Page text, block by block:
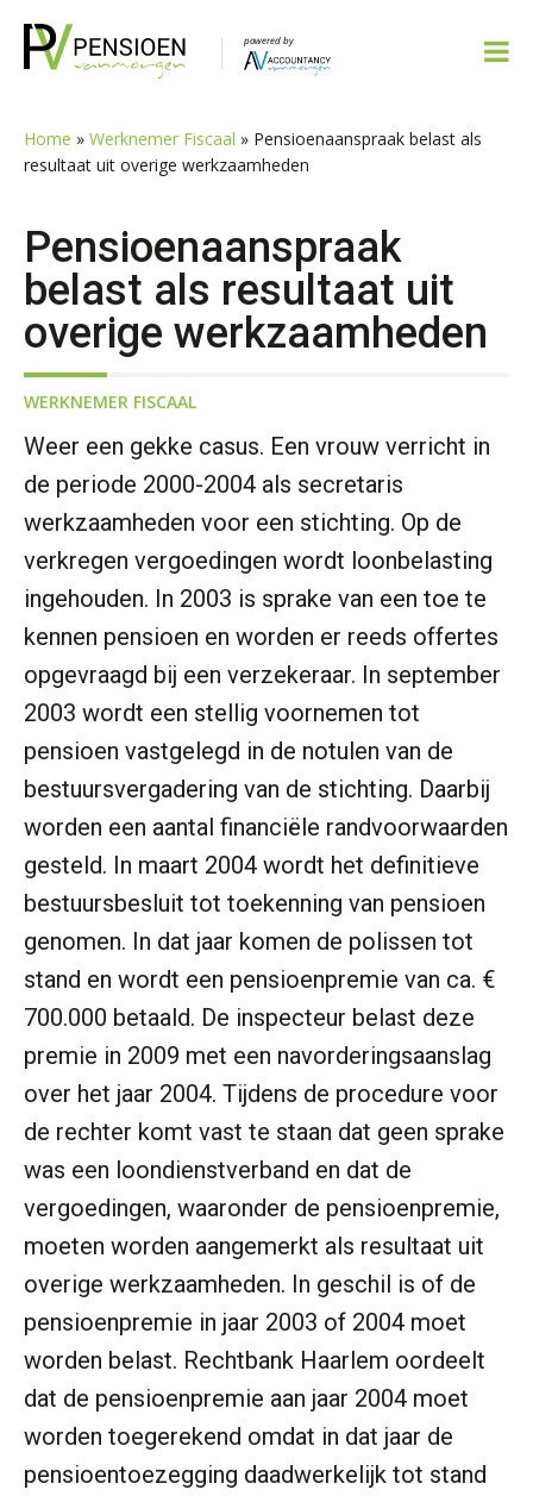
naar
naar
inhoud
naar
sidebar
naar
Home » Werknemer Fiscaal » Pensioenaanspraak belast als
resultaat uit overige werkzaamheden
Pensioenaanspraak
belast als resultaat uit
overige werkzaamheden
WERKNEMER FISCAAL
Weer een gekke casus. Een vrouw verricht in
de periode 2000-2004 als secretaris
werkzaamheden voor een stichting. Op de
verkregen vergoedingen wordt loonbelasting
ingehouden. In 2003 is sprake van een toe te
kennen pensioen en worden er reeds offertes
opgevraagd bij een verzekeraar. In september
2003 wordt een stellig voornemen tot
pensioen vastgelegd in de notulen van de
bestuursvergadering van de stichting. Daarbij
worden een aantal financiële randvoorwaarden
gesteld. In maart 2004 wordt het definitieve
bestuursbesluit tot toekenning van pensioen
genomen. In dat jaar komen de polissen tot
stand en wordt een pensioenpremie van ca. €
700.000 betaald. De inspecteur belast deze
premie in 2009 met een navorderingsaanslag
over het jaar 2004. Tijdens de procedure voor
de rechter komt vast te staan dat geen sprake
was een loondienstverband en dat de
vergoedingen, waaronder de pensioenpremie,
moeten worden aangemerkt als resultaat uit
overige werkzaamheden. In geschil is of de
pensioenpremie in jaar 2003 of 2004 moet
worden belast. Rechtbank Haarlem oordeelt
dat de pensioenpremie aan jaar 2004 moet
worden toegerekend omdat in dat jaar de
pensioentoezegging daadwerkelijk tot stand